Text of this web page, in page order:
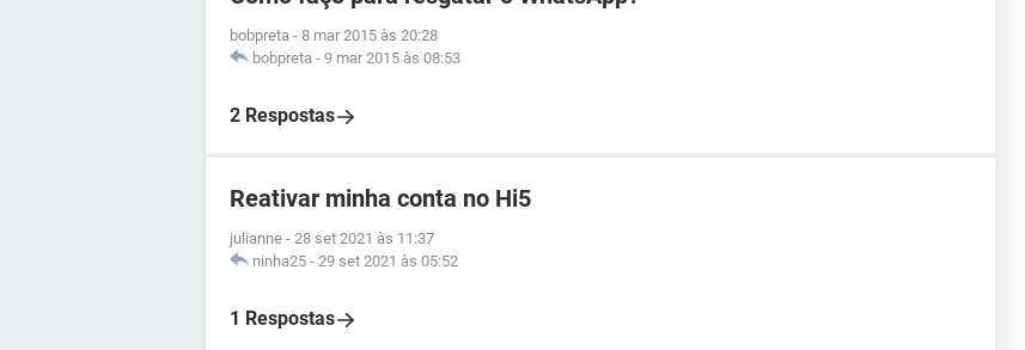
bobpreta - 8 mar 2015 às 20:28
bobpreta - 9 mar 2015 às 08:53
2 Respostas
Reativar minha conta no Hi5
julianne - 28 set 2021 às 11:37
ninha25 - 29 set 2021 às 05:52
1 Respostas